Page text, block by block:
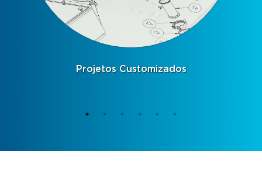
Pesquisa, Desenvolvimento e Inovação